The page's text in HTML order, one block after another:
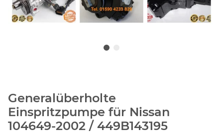
Generalüberholte
Einspritzpumpe für Nissan
104649-2002 / 449B143195